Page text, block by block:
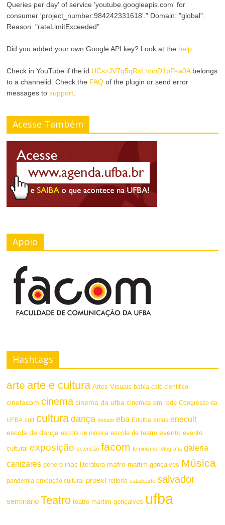
r
r
A
t
C
t
e
r
n
a
a
n
t
e
Queries per day' of service 'youtube.googleapis.com' for
consumer 'project_number:984242331618'." Domain: "global".
Reason: "rateLimitExceeded".
Did you added your own Google API key? Look at the help
Check in YouTube if the id UCszJV7q5qRxLhhoD1pP-w0Abelongs
to a channelid. Check the FAQ of the plugin or send error
messages tosupport
Acesse Também
Apoio
Hashtags
arte arte e cultura Artes Visuais bahia café científico
cinefacom cinema cinema da ufba cinemas em rede Congresso da
UFBA cult cultura dança debate eba Edufba emus enecult
escola de dança escola de música escola de teatro evento evento
cultural exposição extensão facom feminismo fotografia galeria
canizares gênero ihac literatura mafro martim gonçalves Música
pandemia produção cultural proext reitoria saladearte salvador
seminário Teatro teatro martim gonçalves ufba